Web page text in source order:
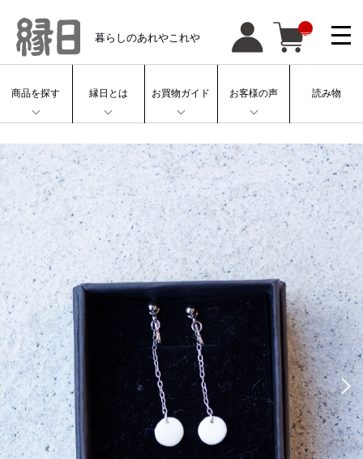
暮らしのあれやこれや
IT
M
C
商品を探す 縁日とは お買物ガイド お客様の声 読み物